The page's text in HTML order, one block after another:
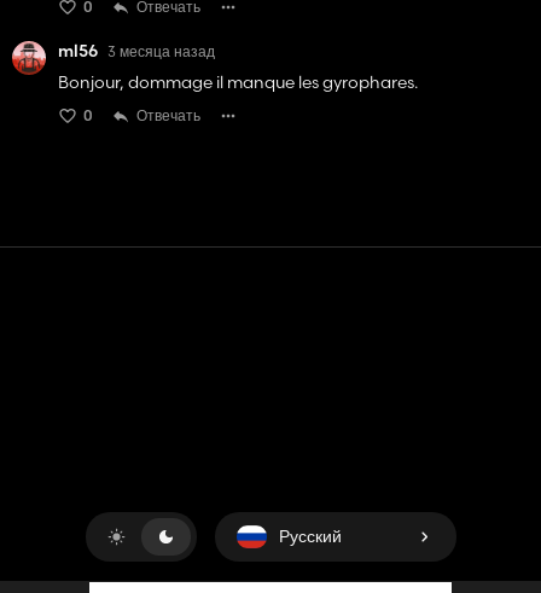
0 Отвечать
ml56 3 месяца назад
Bonjour, dommage il manque les gyrophares.
0 Отвечать
Русский